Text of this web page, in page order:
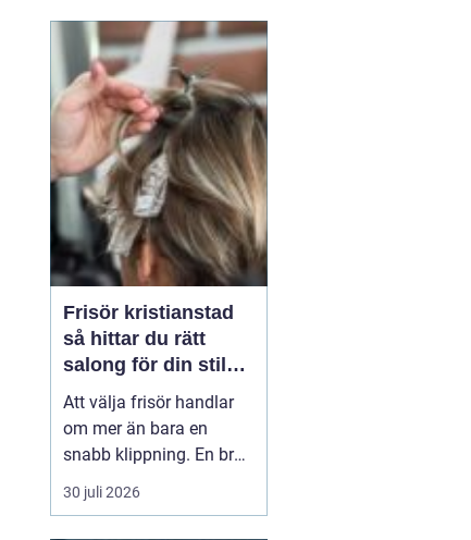
fördjupning, eftertanke
och nya perspektiv. I en
universitetsstad med
stark kyrklig tradition...
Frisör kristianstad
så hittar du rätt
salong för din stil
och vardag
Att välja frisör handlar
om mer än bara en
snabb klippning. En bra
salong blir ofta en trygg
punkt i vardagen, där
30 juli 2026